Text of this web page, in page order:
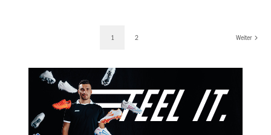
1 2 Weiter